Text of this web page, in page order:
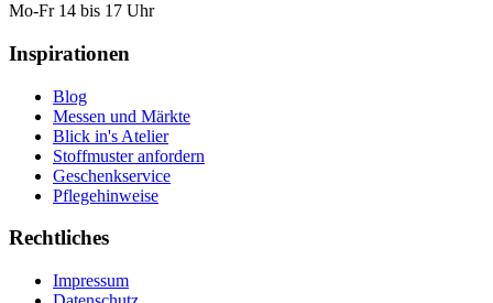
Mo-Fr 14 bis 17 Uhr
Inspirationen
Blog
Messen und Märkte
Blick in's Atelier
Stoffmuster anfordern
Geschenkservice
Pflegehinweise
Rechtliches
Impressum